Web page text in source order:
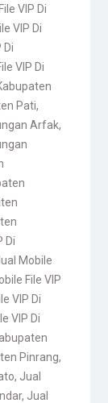
VIP Di
VIP Di
Di
VIP Di
Pati,
Arfak,
Di
Mobile
File VIP
VIP Di
VIP Di
Pinrang,
, Jual
, Jual